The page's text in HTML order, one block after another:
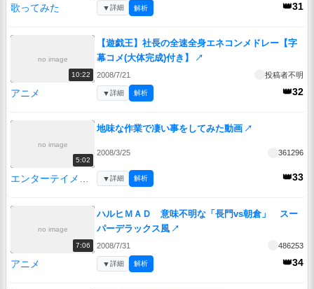
歌ってみた 👑31
▼詳細 解析
no image
10:22
【遊戯王】社長の全速全身エネコンメドレー【字
幕コメ(大体完成)付き】
↗
2008/7/21 投稿者不明
アニメ 👑32
▼詳細 解析
no image
5:02
地味な作業で凄い事をしてみた動画 ↗
2008/3/25 361296
👑33
▼詳細 解析
no image
7:06
ハルヒＭＡＤ 意味不明な「長門vs朝倉」 スー
パーデラックス風 ↗
2008/7/31 486253
アニメ 👑34
▼詳細 解析